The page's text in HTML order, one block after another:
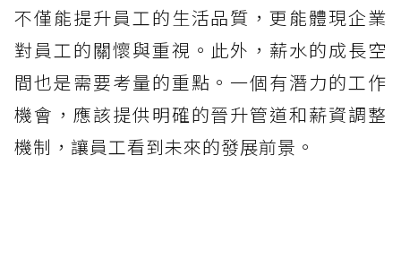
不僅能提升員工的生活品質，更能體現企業
對員工的關懷與重視。此外，薪水的成長空
間也是需要考量的重點。一個有潛力的工作
機會，應該提供明確的晉升管道和薪資調整
機制，讓員工看到未來的發展前景。